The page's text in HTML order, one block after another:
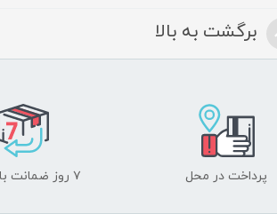
برگشت به بالا
پرداخت در محل ۷ روز ضمانت بازگشت